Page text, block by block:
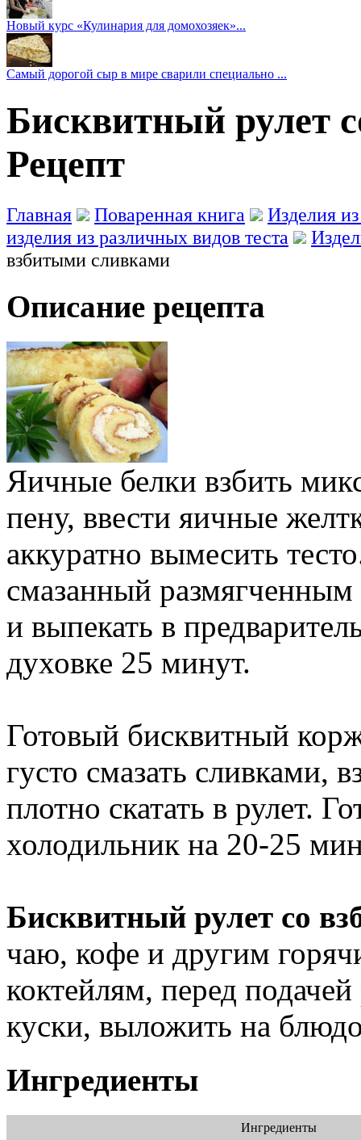
Новый курс «Кулинария для домохозяек»...
Самый дорогой сыр в мире сварили специально ...
Бисквитный рулет
Рецепт
Главная Поваренная книга
Изделия
изделия из различных видов теста
взбитыми сливками
Описание рецепта
Яичные белки взбить
пену, ввести яичные
аккуратно вымесить
смазанный
и выпекать в
духовке 25 минут.
Готовый бисквитный
густо смазать сливками,
плотно скатать в рулет.
холодильник на 20-25
Бисквитный рулет со
чаю, кофе и другим
коктейлям, перед
куски, выложить на
Ингредиенты
Ингредиенты